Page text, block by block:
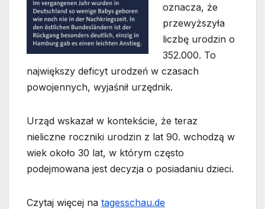
oznacza, że
przewyższyła
liczbę urodzin o
352.000. To
największy deficyt urodzeń w czasach
powojennych, wyjaśnił urzędnik.
Urząd wskazał w kontekście, że teraz
nieliczne roczniki urodzin z lat 90. wchodzą w
wiek około 30 lat, w którym często
podejmowana jest decyzja o posiadaniu dzieci.
Czytaj więcej na tagesschau.de